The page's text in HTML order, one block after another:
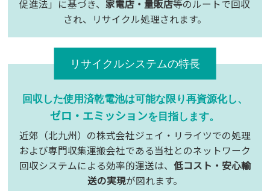
促進法」に基づき、家電店・量販店等のルートで回収
され、リサイクル処理されます。
リサイクルシステムの特長
回収した使用済乾電池は可能な限り再資源化し、
ゼロ・エミッションを目指します。
近郊（北九州）の株式会社ジェイ・リライツでの処理
および専門収集運搬会社である当社とのネットワーク
回収システムによる効率的運送は、 低コスト・安心輸
送の実現が図れます。